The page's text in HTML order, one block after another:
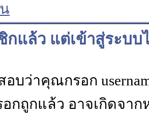
แล้ว แต่เข้าสู่ระบบ
อบว่าคุณกรอก
กถูกแล้ว อาจเกิดจาก